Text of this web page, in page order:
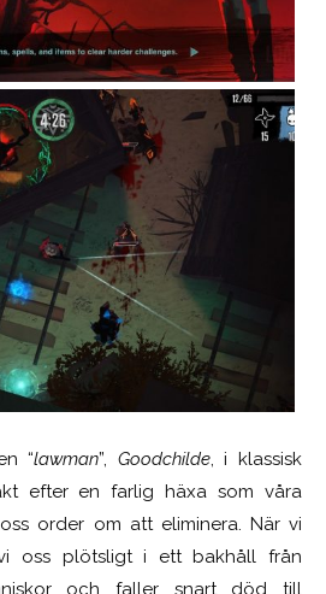
“lawman”, Goodchilde, i klassisk
efter en farlig häxa som våra
order om att eliminera. När vi
oss plötsligt i ett bakhåll från
och faller snart död till